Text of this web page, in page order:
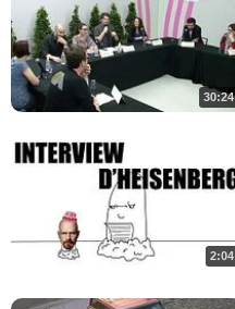
30:24
2:04